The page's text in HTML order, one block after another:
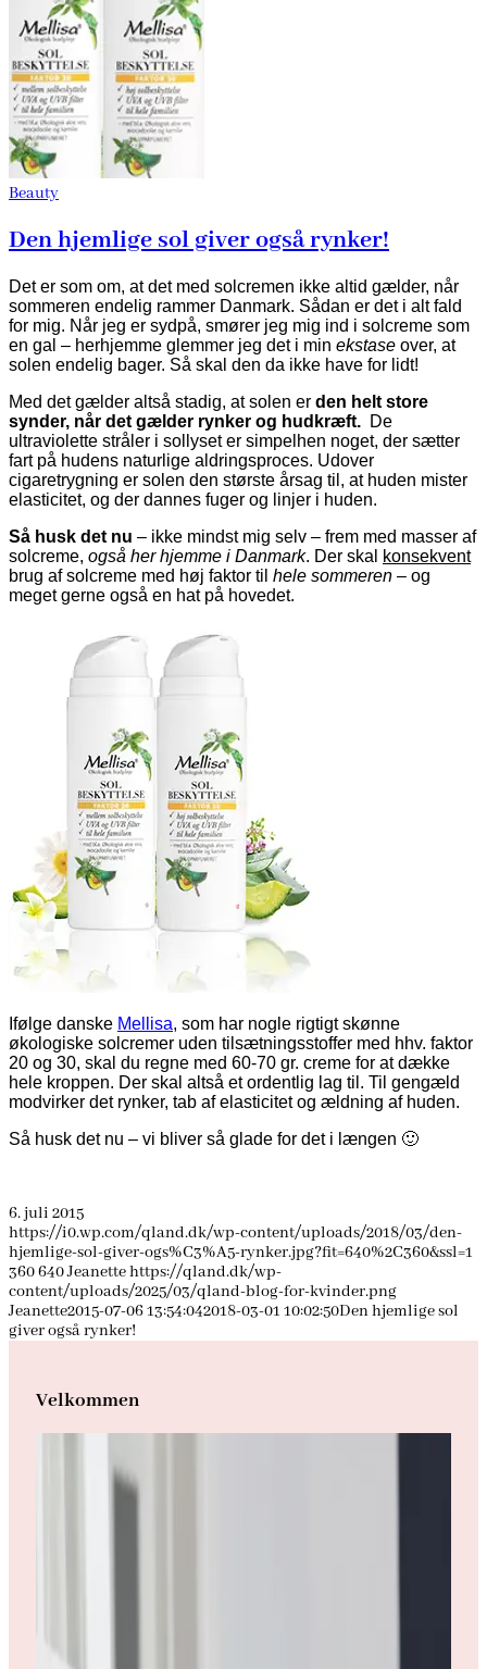
Beauty
Den hjemlige sol giver også rynker!
Det er som om, at det med solcremen ikke altid gælder, når
sommeren endelig rammer Danmark. Sådan er det i alt fald
for mig. Når jeg er sydpå, smører jeg mig ind i solcreme som
en gal – herhjemme glemmer jeg det i min ekstase over, at
solen endelig bager. Så skal den da ikke have for lidt!
Med det gælder altså stadig, at solen er den helt store
synder, når det gælder rynker og hudkræft. De
ultraviolette stråler i sollyset er simpelhen noget, der sætter
fart på hudens naturlige aldringsproces. Udover
cigaretrygning er solen den største årsag til, at huden mister
elasticitet, og der dannes fuger og linjer i huden.
Så husk det nu – ikke mindst mig selv – frem med masser af
solcreme, også her hjemme i Danmark. Der skal
konsekvent
brug af solcreme med høj faktor til hele sommeren – og
meget gerne også en hat på hovedet.
Ifølge danske Mellisa, som har nogle rigtigt skønne
økologiske solcremer uden tilsætningsstoffer med hhv. faktor
20 og 30, skal du regne med 60-70 gr. creme for at dække
hele kroppen. Der skal altså et ordentlig lag til. Til gengæld
modvirker det rynker, tab af elasticitet og ældning af huden.
Så husk det nu – vi bliver så glade for det i længen 🙂
6. juli 2015
https://i0.wp.com/qland.dk/wp-content/uploads/2018/03/den-
hjemlige-sol-giver-ogs%C3%A5-rynker.jpg?fit=640%2C360&ssl=1
360640Jeanettehttps://qland.dk/wp-
content/uploads/2025/03/qland-blog-for-kvinder.png
Jeanette2015-07-06 13:54:042018-03-01 10:02:50Den hjemlige sol
giver også rynker!
Velkommen